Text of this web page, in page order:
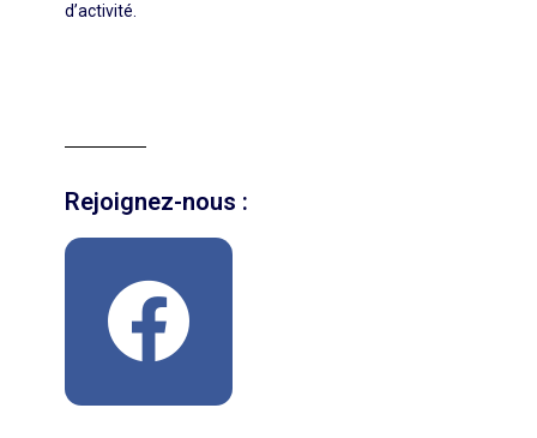
d’activité.
Rejoignez-nous :